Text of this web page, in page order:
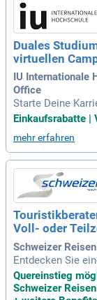
Duales
virtuellen
IU Internationale
Office
Starte Deine
el Touristik
nehmen. Unsere
ble digitale
ibt erfolgreich
isen,
Du keine
ür Dich! Beginne
d forme Deine
Einkaufsrabatte |
mehr erfahren
Voll- oder
Schweizer
Entdecken Sie
ührten
en engagierte
Quereinstieg
Schweizer